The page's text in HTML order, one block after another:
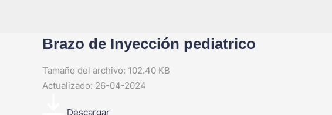
Brazo de Inyección pediatrico
Tamaño del archivo: 102.40 KB
Actualizado: 26-04-2024
Descargar